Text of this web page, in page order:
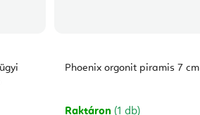
Phoenix orgonit piramis 7 cm
Raktáron (1 db)